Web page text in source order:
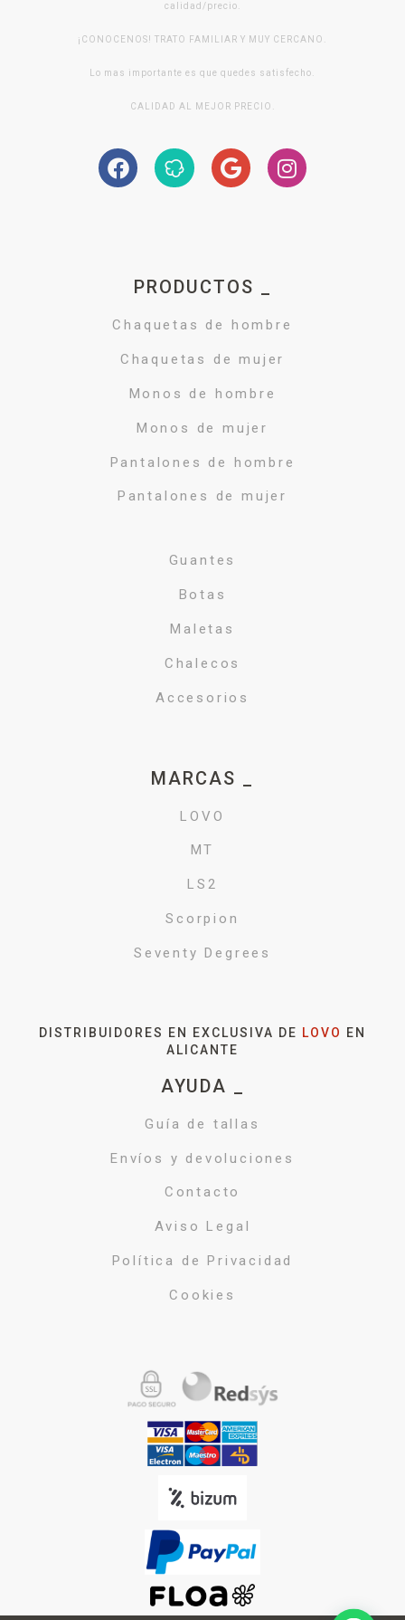
calidad/precio.
¡CONOCENOS! TRATO FAMILIAR Y MUY CERCANO.
Lo mas importante es que quedes satisfecho.
CALIDAD AL MEJOR PRECIO.
PRODUCTOS _
Chaquetas de hombre
Chaquetas de mujer
Monos de hombre
Monos de mujer
Pantalones de hombre
Pantalones de mujer
Guantes
Botas
Maletas
Chalecos
Accesorios
MARCAS _
LOVO
MT
LS2
Scorpion
Seventy Degrees
DISTRIBUIDORES EN EXCLUSIVA DE LOVO
EN
ALICANTE
AYUDA _
Guía de tallas
Envíos y devoluciones
Contacto
Aviso Legal
Política de Privacidad
Cookies